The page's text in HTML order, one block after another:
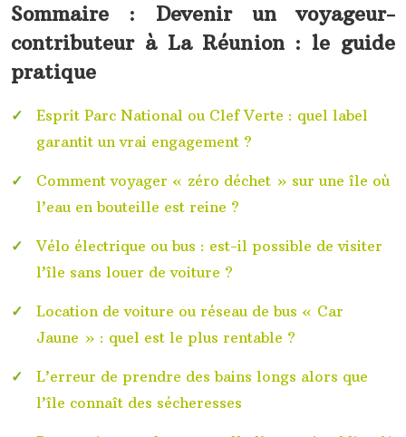
Sommaire : Devenir un voyageur-
contributeur à La Réunion : le guide
pratique
Esprit Parc National ou Clef Verte : quel label
garantit un vrai engagement ?
Comment voyager « zéro déchet » sur une île où
l’eau en bouteille est reine ?
Vélo électrique ou bus : est-il possible de visiter
l’île sans louer de voiture ?
Location de voiture ou réseau de bus « Car
Jaune » : quel est le plus rentable ?
L’erreur de prendre des bains longs alors que
l’île connaît des sécheresses